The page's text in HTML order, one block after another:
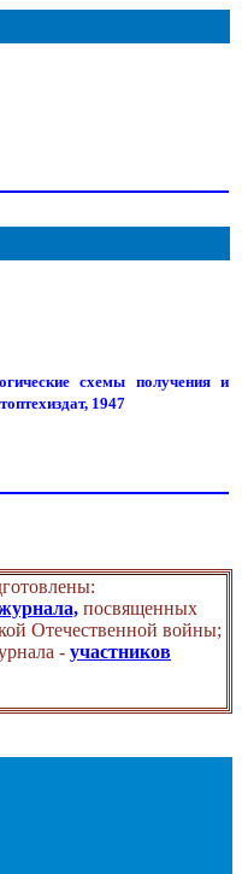
схемы получения и
1947
посвященных
Отечественной войны;
- участников